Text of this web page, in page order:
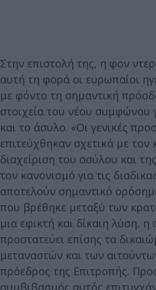
Στην επιστολή της, η φον ντερ
αυτή τη φορά οι ευρωπαίοι
με φόντο τη σημαντική
στοιχεία του νέου συμφώνου
και το άσυλο. «Οι γενικές
επιτεύχθηκαν σχετικά με τον
διαχείριση του ασύλου και
τον κανονισμό για τις
αποτελούν σημαντικό
που βρέθηκε μεταξύ των
μια εφικτή και δίκαιη λύση, η
προστατεύει επίσης τα
μεταναστών και των
πρόεδρος της Επιτροπής.
συμβιβασμός αυτός